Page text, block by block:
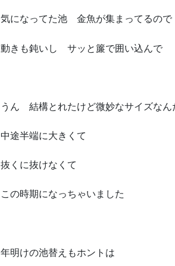
気になってた池 金魚が集まってるので
動きも鈍いし サッと簾で囲い込んで
うん 結構とれたけど微妙なサイズなん
中途半端に大きくて
抜くに抜けなくて
この時期になっちゃいました
年明けの池替えもホントは